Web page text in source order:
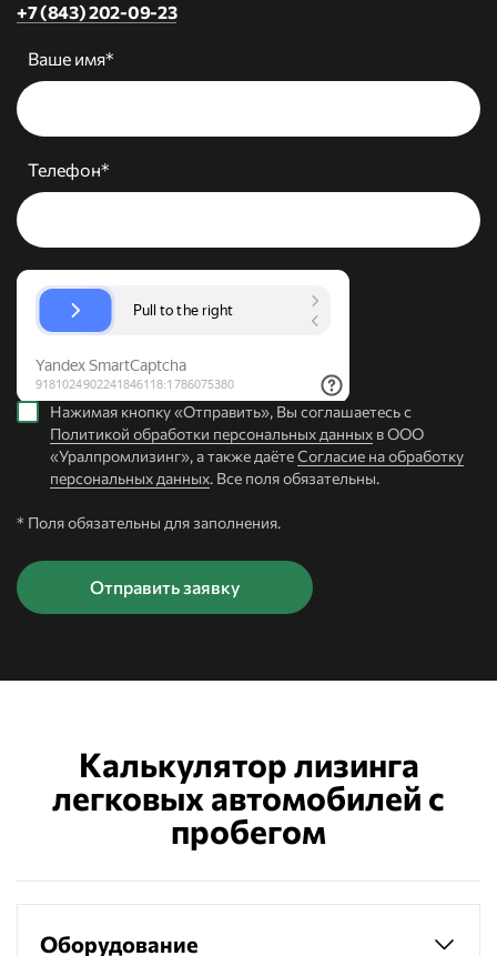
+7 (843) 202-09-23
Ваше имя*
Телефон*
Нажимая кнопку «Отправить», Вы соглашаетесь с
Политикой обработки персональных данных в ООО
«Уралпромлизинг», а также даётеСогласие на обработку
персональных данных. Все поля обязательны.
* Поля обязательны для заполнения.
Калькулятор лизинга
легковых автомобилей с
пробегом
Оборудование